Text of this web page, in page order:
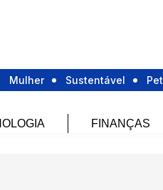
Mulher Sustentável Pet
FINANÇAS